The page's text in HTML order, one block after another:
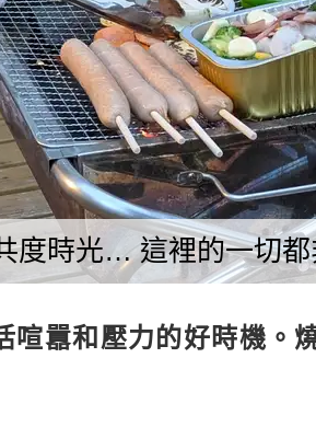
度時光… 這裡的一切都
囂和壓力的好時機。